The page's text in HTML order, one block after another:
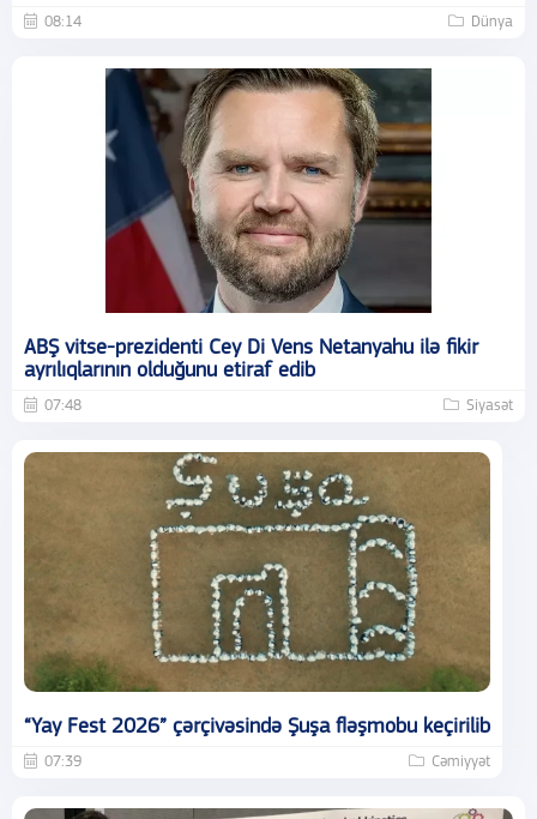
08:14 Dünya
ABŞ vitse-prezidenti Cey Di Vens Netanyahu ilə fikir
ayrılıqlarının olduğunu etiraf edib
07:48 Siyasət
“Yay Fest 2026” çərçivəsində Şuşa fləşmobu keçirilib
07:39 Cəmiyyət